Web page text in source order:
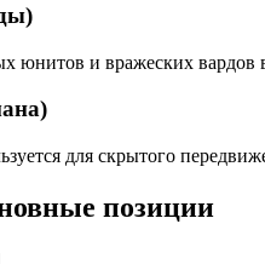
юнитов и вражеских вардов
для скрытого
позиции